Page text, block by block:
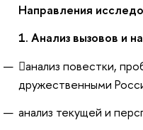
Направления
1. Анализ вызовов и
анализ повестки,
дружественными
анализ текущей и